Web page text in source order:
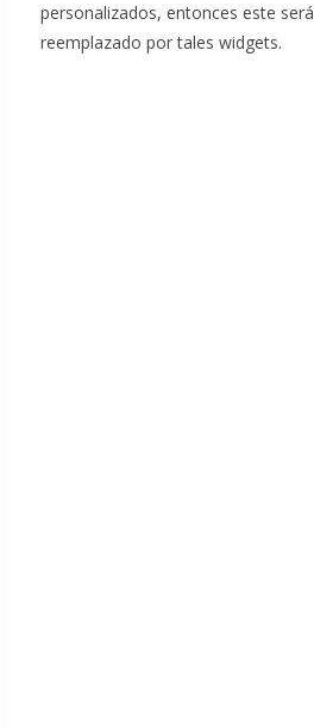
personalizados, entonces este será
reemplazado por tales widgets.